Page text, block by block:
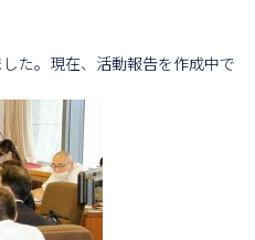
た。現在、活動報告を作成中で